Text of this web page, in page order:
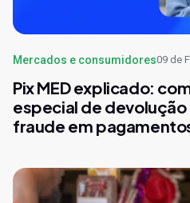
Mercados e consumidores09 de
Pix MED explicado:
especial de
fraude em